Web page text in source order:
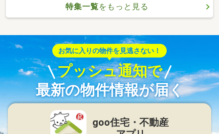
特集一覧をもっと見る
お気に入りの物件を見逃さない！
プッシュ通知で
最新の物件情報が届く
goo住宅・不動産